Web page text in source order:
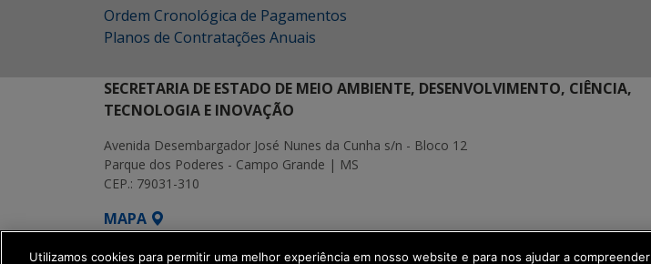
Ordem Cronológica de Pagamentos
Planos de Contratações Anuais
SECRETARIA DE ESTADO DE MEIO AMBIENTE, DESENVOLVIMENTO, CIÊNCIA,
TECNOLOGIA E INOVAÇÃO
Avenida Desembargador José Nunes da Cunha s/n - Bloco 12
Parque dos Poderes - Campo Grande | MS
CEP.: 79031-310
MAPA
SETDIG | Secretaria-Executiva de Transformação Digital
Utilizamos cookies para permitir uma melhor experiência em nosso website e para nos ajudar a compreender